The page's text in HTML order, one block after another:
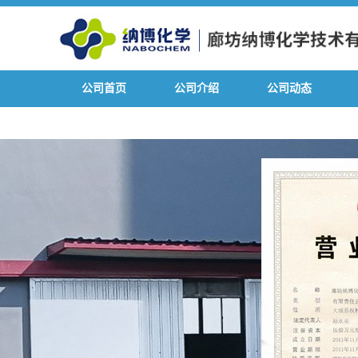
公司首页 公司介绍 公司动态